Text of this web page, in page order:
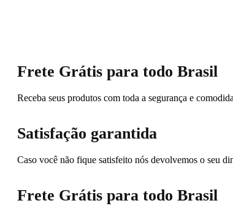
Frete Grátis para todo Brasil
Receba seus produtos com toda a segurança e
Satisfação garantida
Caso você não fique satisfeito nós devolvemos o seu
Frete Grátis para todo Brasil